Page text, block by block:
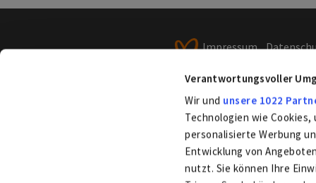
Verantwortungsvoller
Wir und unsere 1022
Technologien wie
personalisierte Werbung
Entwicklung von
nutzt. Sie können Ihre
Impressum